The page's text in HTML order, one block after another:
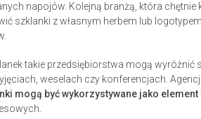
napojów. Kolejną branżą, która chętnie
szklanki z własnym herbem lub
takie przedsiębiorstwa mogą wyróżnić
weselach czy konferencjach.
mogą być wykorzystywane jako